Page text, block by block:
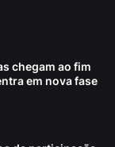
chegam ao fim
em nova fase